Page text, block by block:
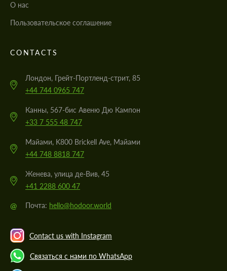
О нас
Пользовательское соглашение
CONTACTS
Лондон, Грейт-Портленд-стрит, 85
+44 744 0965 747
Канны, 567-бис Авеню Дю Кампон
+33 7 555 48 747
Майами, K800 Brickell Ave, Майами
+44 748 8818 747
Женева, улица де-Вив, 45
+41 2288 600 47
@ Почта: hello@hodoor.world
Contact us with Instagram
Связаться с нами по WhatsApp